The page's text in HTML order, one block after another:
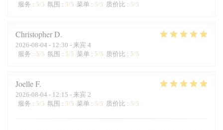
服务 : 5/5 氛围 : 5/5 菜单 : 5/5 质价比 : 5/5
ChristopherD
2026-08-04 - 12:30 - 来宾 4
服务 : 5/5 氛围 : 5/5 菜单 : 5/5 质价比 : 5/5
JoelleF
2026-08-04 - 12:15 - 来宾 2
服务 : 5/5 氛围 : 5/5 菜单 : 5/5 质价比 : 5/5